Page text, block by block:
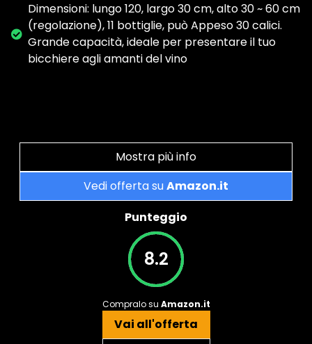
Dimensioni: lungo 120, largo 30 cm, alto 30 ~ 60 cm
(regolazione), 11 bottiglie, può Appeso 30 calici.
Grande capacità, ideale per presentare il tuo
bicchiere agli amanti del vino
Mostra più info
Vedi offerta suAmazon.it
Punteggio
8.2
Compralo su Amazon.it
Vai all'offerta